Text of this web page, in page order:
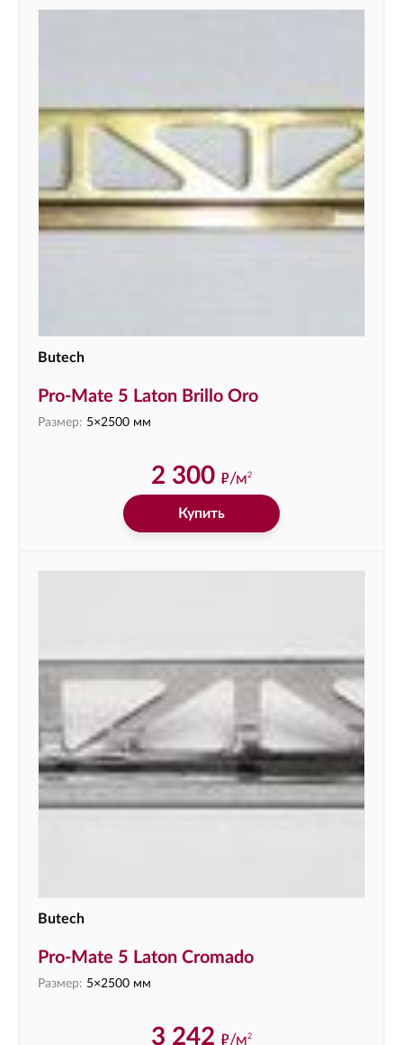
Butech
Pro-Mate 5 Laton Brillo Oro
Размер: 5×2500 мм
2 300 ф/м2
Купить
Butech
Pro-Mate 5 Laton Cromado
Размер: 5×2500 мм
3 242 ф/м2